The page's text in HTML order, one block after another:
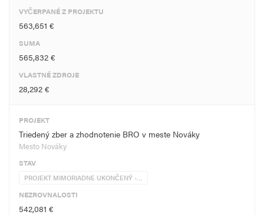
VYČERPANÉ Z PROJEKTU
563,651 €
SUMA
565,832 €
VLASTNÉ ZDROJE
28,292 €
PROJEKT
Triedený zber a zhodnotenie BRO v meste Nováky
Mesto Nováky
STAV
PROJEKT MIMORIADNE UKONČENÝ -…
NEZROVNALOSTI
542,081 €